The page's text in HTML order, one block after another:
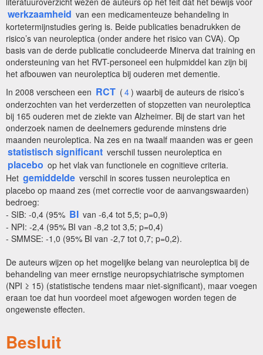
werkzaamheid van een medicamenteuze behandeling in
kortetermijnstudies gering is. Beide publicaties benadrukken de
risico’s van neuroleptica (onder andere het risico van CVA). Op
basis van de derde publicatie concludeerde Minerva dat training en
ondersteuning van het RVT-personeel een hulpmiddel kan zijn bij
het afbouwen van neuroleptica bij ouderen met dementie.
In 2008 verscheen een RCT ( 4) waarbij de auteurs de risico’s
onderzochten van het verderzetten of stopzetten van neuroleptica
bij 165 ouderen met de ziekte van Alzheimer. Bij de start van het
onderzoek namen de deelnemers gedurende minstens drie
maanden neuroleptica. Na zes en na twaalf maanden was er geen
statistisch significant verschil tussen neuroleptica en
placebo op het vlak van functionele en cognitieve criteria.
Het gemiddelde verschil in scores tussen neuroleptica en
placebo op maand zes (met correctie voor de aanvangswaarden)
bedroeg:
- SIB: -0,4 (95% BI van -6,4 tot 5,5; p=0,9)
- NPI: -2,4 (95% BI van -8,2 tot 3,5; p=0,4)
- SMMSE: -1,0 (95% BI van -2,7 tot 0,7; p=0,2).
De auteurs wijzen op het mogelijke belang van neuroleptica bij de
behandeling van meer ernstige neuropsychiatrische symptomen
(NPI ≥ 15) (statistische tendens maar niet-significant), maar voegen
eraan toe dat hun voordeel moet afgewogen worden tegen de
ongewenste effecten.
Besluit